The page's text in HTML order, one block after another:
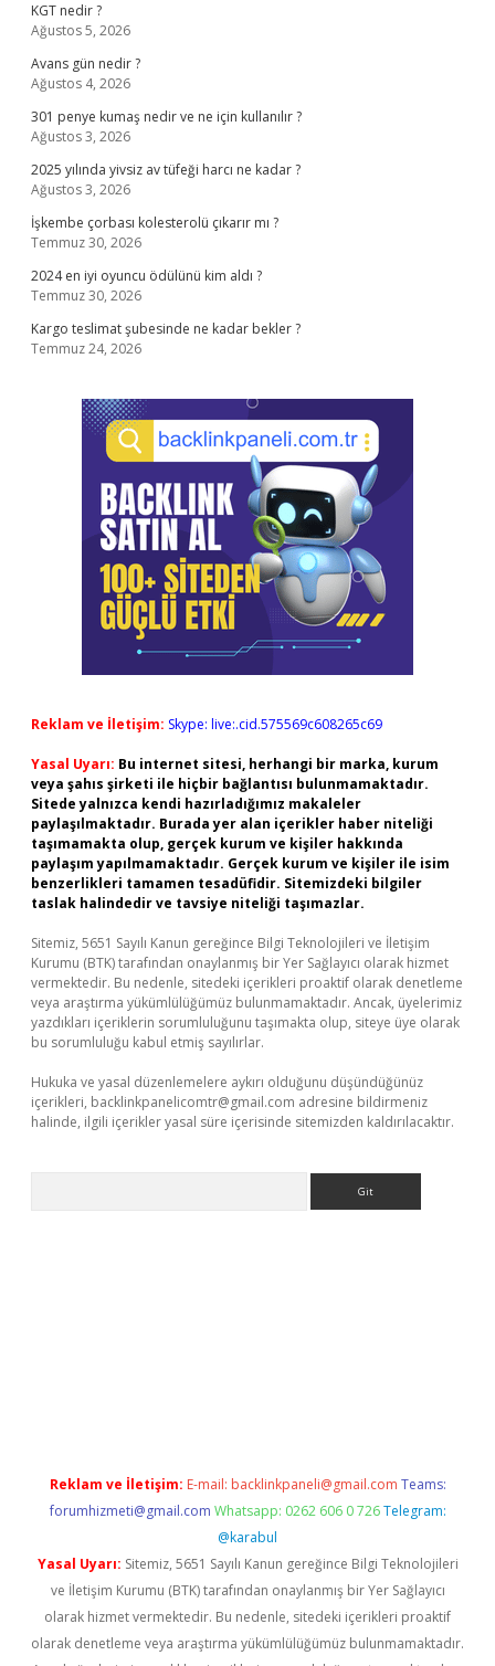
KGT nedir ?
Ağustos 5, 2026
Avans gün nedir ?
Ağustos 4, 2026
301 penye kumaş nedir ve ne için kullanılır ?
Ağustos 3, 2026
2025 yılında yivsiz av tüfeği harcı ne kadar ?
Ağustos 3, 2026
İşkembe çorbası kolesterolü çıkarır mı ?
Temmuz 30, 2026
2024 en iyi oyuncu ödülünü kim aldı ?
Temmuz 30, 2026
Kargo teslimat şubesinde ne kadar bekler ?
Temmuz 24, 2026
Reklam ve İletişim: Skype: live:.cid.575569c608265c69
Yasal Uyarı: Bu internet sitesi, herhangi bir marka, kurum
veya şahıs şirketi ile hiçbir bağlantısı bulunmamaktadır.
Sitede yalnızca kendi hazırladığımız makaleler
paylaşılmaktadır. Burada yer alan içerikler haber niteliği
taşımamakta olup, gerçek kurum ve kişiler hakkında
paylaşım yapılmamaktadır. Gerçek kurum ve kişiler ile isim
benzerlikleri tamamen tesadüfidir. Sitemizdeki bilgiler
taslak halindedir ve tavsiye niteliği taşımazlar.
Sitemiz, 5651 Sayılı Kanun gereğince Bilgi Teknolojileri ve İletişim
Kurumu (BTK) tarafından onaylanmış bir Yer Sağlayıcı olarak hizmet
vermektedir. Bu nedenle, sitedeki içerikleri proaktif olarak denetleme
veya araştırma yükümlülüğümüz bulunmamaktadır. Ancak, üyelerimiz
yazdıkları içeriklerin sorumluluğunu taşımakta olup, siteye üye olarak
bu sorumluluğu kabul etmiş sayılırlar.
Hukuka ve yasal düzenlemelere aykırı olduğunu düşündüğünüz
içerikleri, backlinkpanelicomtr@gmail.com adresine bildirmeniz
halinde, ilgili içerikler yasal süre içerisinde sitemizden kaldırılacaktır.
Reklam ve İletişim: E-mail: backlinkpaneli@gmail.com Teams:
forumhizmeti@gmail.com Whatsapp: 0262 606 0 726 Telegram:
@karabul
Yasal Uyarı: Sitemiz, 5651 Sayılı Kanun gereğince Bilgi Teknolojileri
ve İletişim Kurumu (BTK) tarafından onaylanmış bir Yer Sağlayıcı
olarak hizmet vermektedir. Bu nedenle, sitedeki içerikleri proaktif
olarak denetleme veya araştırma yükümlülüğümüz bulunmamaktadır.